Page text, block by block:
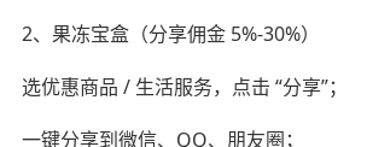
2、果冻宝盒（分享佣金 5%-30%）
选优惠商品 / 生活服务，点击 “分享”；
一键分享到微信、QQ、朋友圈；